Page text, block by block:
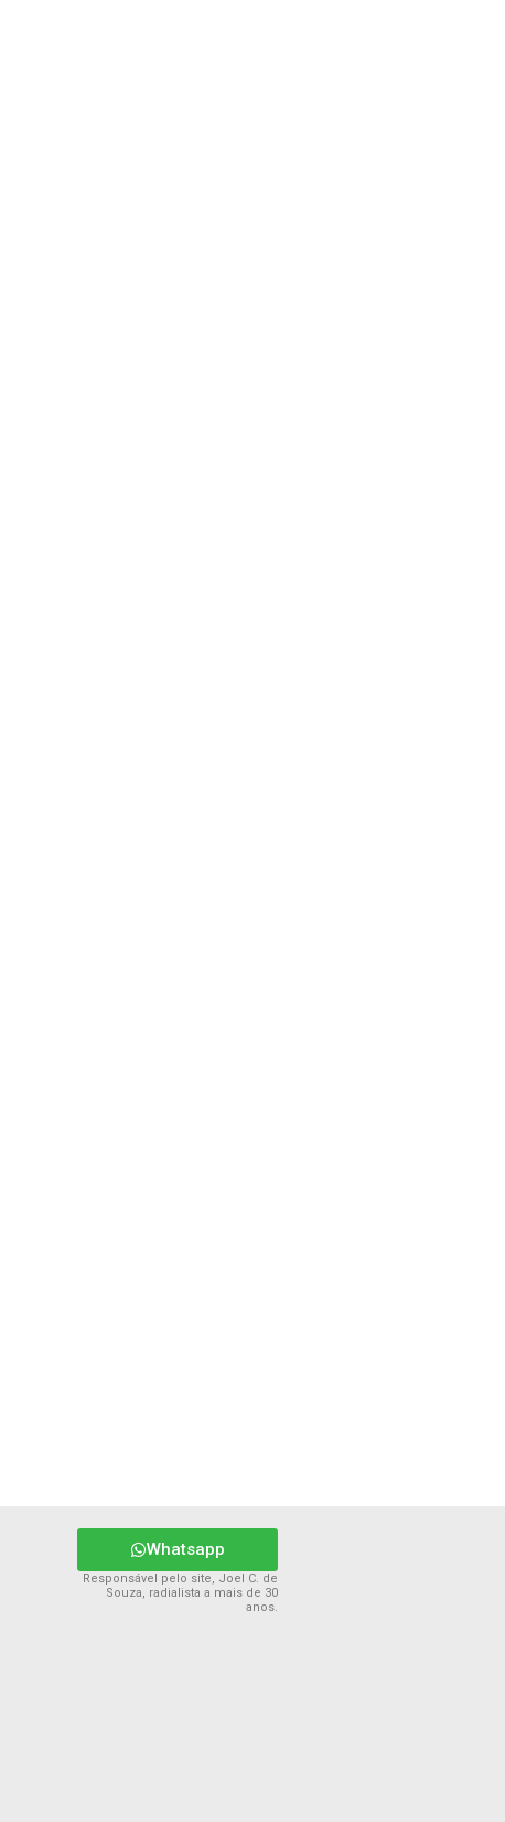
Whatsapp
Responsável pelo site, Joel C. de
Souza, radialista a mais de 30
anos.